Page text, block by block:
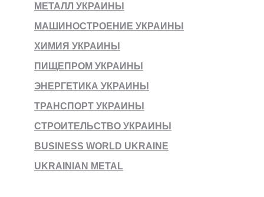
МЕТАЛЛ УКРАИНЫ
МАШИНОСТРОЕНИЕ УКРАИНЫ
ХИМИЯ УКРАИНЫ
ПИЩЕПРОМ УКРАИНЫ
ЭНЕРГЕТИКА УКРАИНЫ
ТРАНСПОРТ УКРАИНЫ
СТРОИТЕЛЬСТВО УКРАИНЫ
BUSINESS WORLD UKRAINE
UKRAINIAN METAL